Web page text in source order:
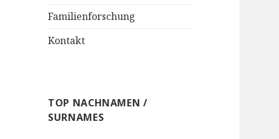
Familienforschung
Kontakt
TOP NACHNAMEN /
SURNAMES